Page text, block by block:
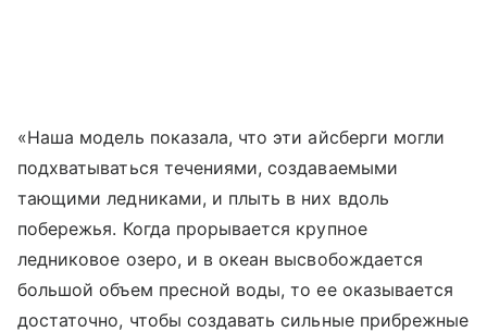
«Наша модель показала, что эти айсберги могли
подхватываться течениями, создаваемыми
тающими ледниками, и плыть в них вдоль
побережья. Когда прорывается крупное
ледниковое озеро, и в океан высвобождается
большой объем пресной воды, то ее оказывается
достаточно, чтобы создавать сильные прибрежные